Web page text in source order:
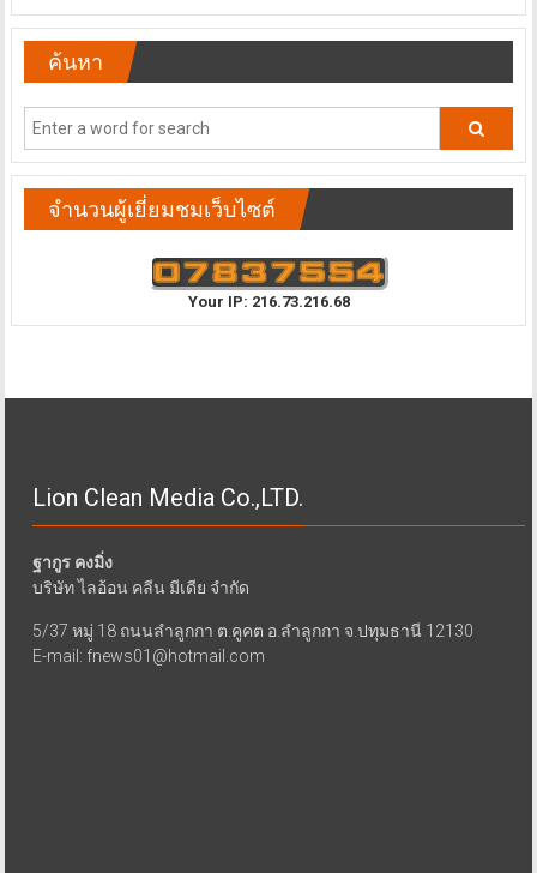
ค้นหา
จำนวนผู้เยี่ยมชมเว็บไซต์
Your IP: 216.73.216.68
Lion Clean Media Co.,LTD.
ฐากูร คงมิ่ง
บริษัท ไลอ้อน คลีน มีเดีย จำกัด
5/37 หมู่ 18 ถนนลำลูกกา ต.คูคต อ.ลำลูกกา จ.ปทุมธานี 12130
E-mail: fnews01@hotmail.com